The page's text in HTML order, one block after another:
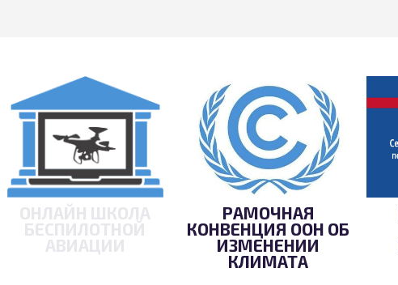
ОНЛАЙН ШКОЛА
БЕСПИЛОТНОЙ
АВИАЦИИ
РАМОЧНАЯ
КОНВЕНЦИЯ ООН ОБ
ИЗМЕНЕНИИ
КЛИМАТА